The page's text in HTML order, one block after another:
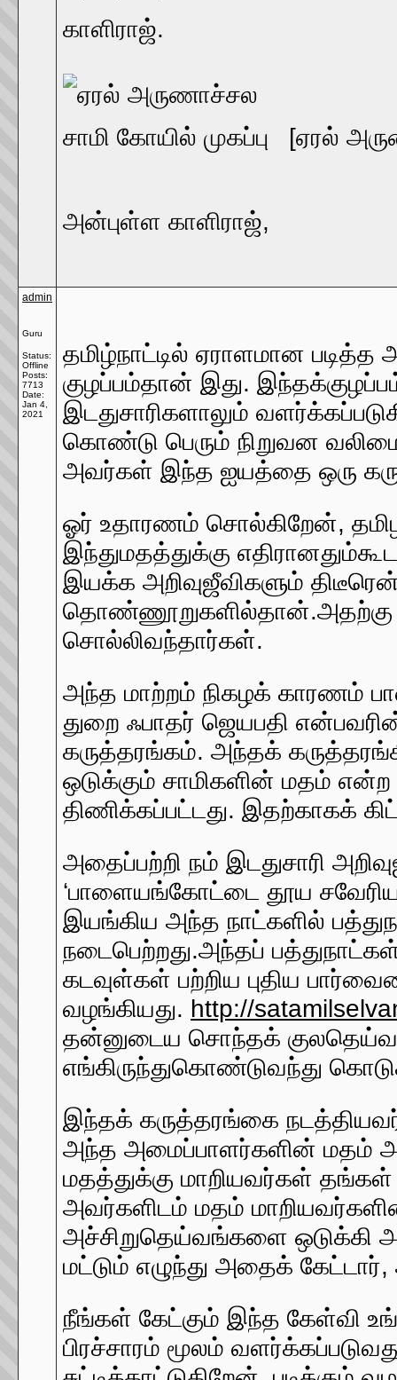
காளிராஜ்.
[ஏரல்
அன்புள்ள காளிராஜ்,
admin
Guru
Status:
Offline
Posts:
7713
Date:
Jan 4,
2021
தமிழ்நாட்டில் ஏராளமான
குழப்பம்தான் இது.
இடதுசாரிகளாலும்
கொண்டு பெரும் நிறுவன
அவர்கள் இந்த ஐயத்தை ஒரு
ஓர் உதாரணம் சொல்கிறேன்,
இந்துமதத்துக்கு
இயக்க அறிவுஜீவிகளும்
தொண்ணூறுகளில்தான்.அதற்கு
சொல்லிவந்தார்கள்.
அந்த மாற்றம் நிகழக் காரணம்
துறை ஃபாதர் ஜெயபதி
கருத்தரங்கம். அந்தக்
ஒடுக்கும் சாமிகளின் மதம் என்ற
திணிக்கப்பட்டது. இதற்காகக்
அதைப்பற்றி நம் இடதுசாரி
‘பாளையங்கோட்டை தூய
இயங்கிய அந்த நாட்களில்
நடைபெற்றது.அந்தப்
கடவுள்கள் பற்றிய புதிய
வழங்கியது. http://
தன்னுடைய சொந்தக்
எங்கிருந்துகொண்டுவந்து
இந்தக் கருத்தரங்கை
அந்த அமைப்பாளர்களின் மதம்
மதத்துக்கு மாறியவர்கள்
அவர்களிடம் மதம்
அச்சிறுதெய்வங்களை ஒடுக்கி
மட்டும் எழுந்து அதைக்
நீங்கள் கேட்கும் இந்த கேள்வி
பிரச்சாரம் மூலம்